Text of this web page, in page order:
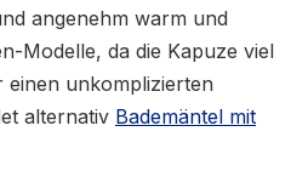
angenehm warm und
Modelle, da die Kapuze viel
einen unkomplizierten
alternativ Bademäntel mit